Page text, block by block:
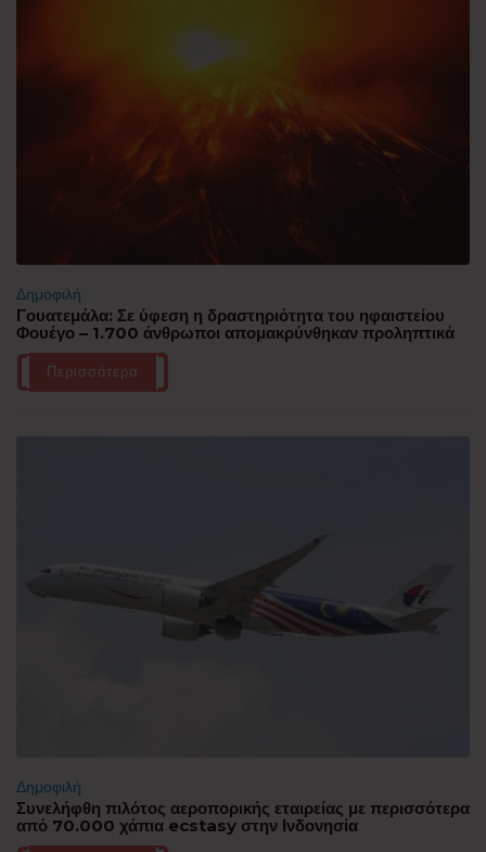
Δημοφιλή
Γουατεμάλα: Σε ύφεση η δραστηριότητα του ηφαιστείου
Φουέγο – 1.700 άνθρωποι απομακρύνθηκαν προληπτικά
Περισσότερα
Δημοφιλή
Συνελήφθη πιλότος αεροπορικής εταιρείας με περισσότερα
από 70.000 χάπια ecstasy στην Ινδονησία